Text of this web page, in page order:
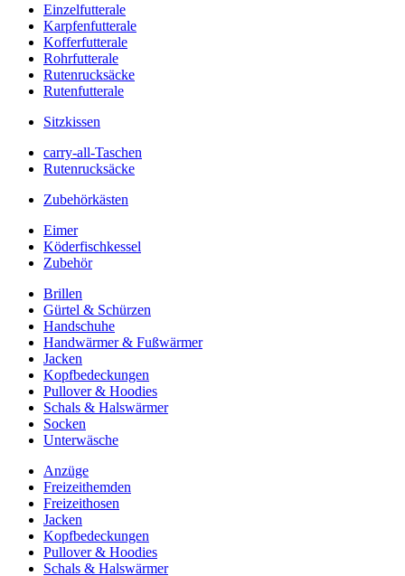
Einzelfutterale
Karpfenfutterale
Kofferfutterale
Rohrfutterale
Rutenrucksäcke
Rutenfutterale
Sitzkissen
carry-all-Taschen
Rutenrucksäcke
Zubehörkästen
Eimer
Köderfischkessel
Zubehör
Brillen
Gürtel & Schürzen
Handschuhe
Handwärmer & Fußwärmer
Jacken
Kopfbedeckungen
Pullover & Hoodies
Schals & Halswärmer
Socken
Unterwäsche
Anzüge
Freizeithemden
Freizeithosen
Jacken
Kopfbedeckungen
Pullover & Hoodies
Schals & Halswärmer